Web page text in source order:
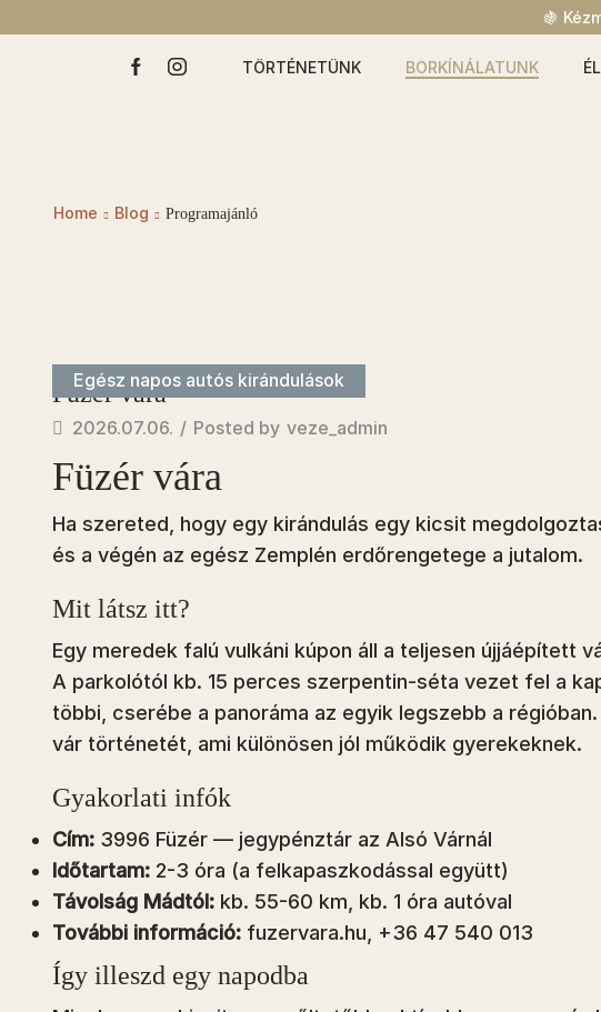
🍇
TÖRTÉNETÜNK BORKÍNÁLATUNK
Home Blog Programajánló
Egész napos autós kirándulások
Füzér vára
2026.07.06. / Posted by veze_admin
Füzér vára
Ha szereted, hogy egy kirándulás egy kicsit
és a végén az egész Zemplén erdőrengetege a jutalom.
Mit látsz itt?
Egy meredek falú vulkáni kúpon áll a teljesen újjáépített
A parkolótól kb. 15 perces szerpentin-séta vezet fel a
többi, cserébe a panoráma az egyik legszebb a
vár történetét, ami különösen jól működik gyerekeknek.
Gyakorlati infók
Cím: 3996 Füzér — jegypénztár az Alsó Várnál
Időtartam: 2-3 óra (a felkapaszkodással együtt)
Távolság Mádtól: kb. 55-60 km, kb. 1 óra autóval
További információ: fuzervara.hu, +36 47 540 013
Így illeszd egy napodba